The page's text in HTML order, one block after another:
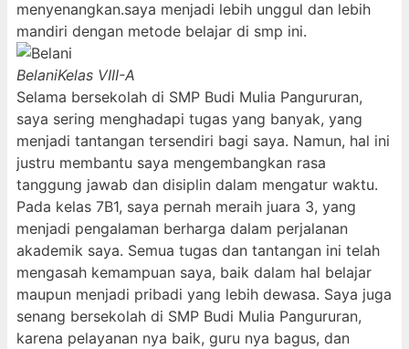
menyenangkan.saya menjadi lebih unggul dan lebih
mandiri dengan metode belajar di smp ini.
BelaniKelas VIII-A
Selama bersekolah di SMP Budi Mulia Pangururan,
saya sering menghadapi tugas yang banyak, yang
menjadi tantangan tersendiri bagi saya. Namun, hal ini
justru membantu saya mengembangkan rasa
tanggung jawab dan disiplin dalam mengatur waktu.
Pada kelas 7B1, saya pernah meraih juara 3, yang
menjadi pengalaman berharga dalam perjalanan
akademik saya. Semua tugas dan tantangan ini telah
mengasah kemampuan saya, baik dalam hal belajar
maupun menjadi pribadi yang lebih dewasa. Saya juga
senang bersekolah di SMP Budi Mulia Pangururan,
karena pelayanan nya baik, guru nya bagus, dan